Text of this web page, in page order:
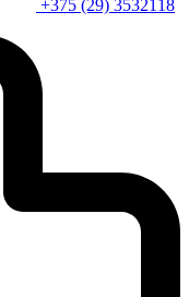
+375 (29) 3532118